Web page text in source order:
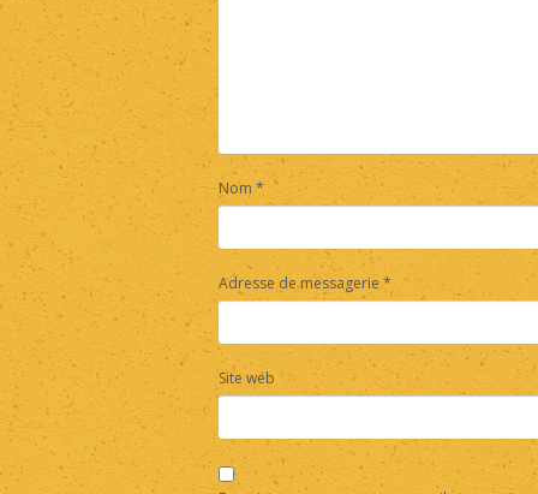
Nom *
Adresse de messagerie *
Site web